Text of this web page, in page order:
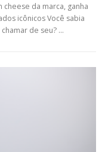
da marca, ganha
icônicos Você sabia
de seu? …